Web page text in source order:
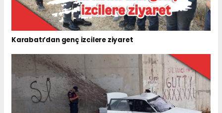
Karabatı’dan genç izcilere ziyaret